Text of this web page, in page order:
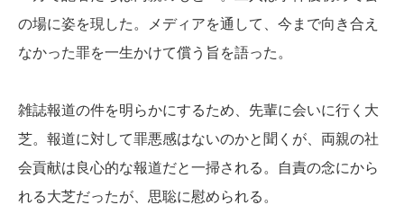
の場に姿を現した。メディアを通して、今まで向き合え
なかった罪を一生かけて償う旨を語った。
雑誌報道の件を明らかにするため、先輩に会いに行く大
芝。報道に対して罪悪感はないのかと聞くが、両親の社
会貢献は良心的な報道だと一掃される。自責の念にから
れる大芝だったが、思聡に慰められる。